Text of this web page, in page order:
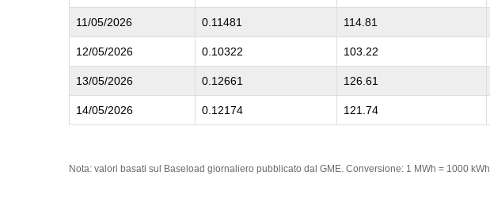
11/05/2026 0.11481 114.81
12/05/2026 0.10322 103.22
13/05/2026 0.12661 126.61
14/05/2026 0.12174 121.74
Nota: valori basati sul Baseload giornaliero pubblicato dal GME. Conversione: 1 MWh = 1000 kWh.